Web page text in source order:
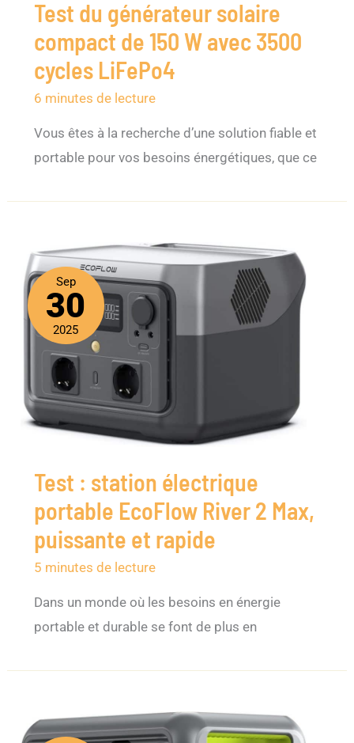
Test du générateur solaire
compact de 150 W avec 3500
cycles LiFePo4
6 minutes de lecture
Vous êtes à la recherche d’une solution fiable et
portable pour vos besoins énergétiques, que ce
Sep
30
2025
Test : station électrique
portable EcoFlow River 2 Max,
puissante et rapide
5 minutes de lecture
Dans un monde où les besoins en énergie
portable et durable se font de plus en